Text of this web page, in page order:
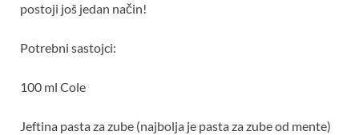
postoji još jedan način!
Potrebni sastojci:
100 ml Cole
Jeftina pasta za zube (najbolja je pasta za zube od mente)